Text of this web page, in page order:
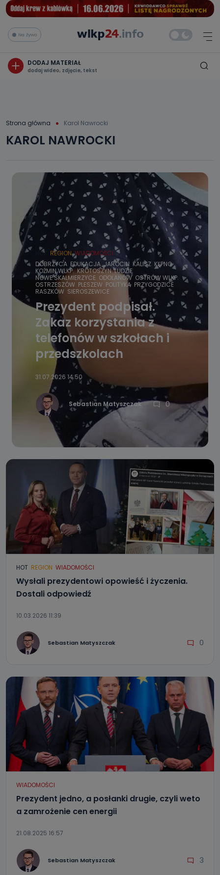
Na żywo
DODAJ MATERIAŁ
dodaj wideo, zdjęcie, tekst
Strona główna Karol Nawrocki
KAROL NAWROCKI
HOT REGION WIADOMOŚCI
DOBRZYCA EDUKACJA JAROCIN KALISZ KĘPNO
KOŹMIN WLKP. KROTOSZYN LUDZIE
NOWE SKALMIERZYCE ODOLANÓW OSTRÓW WLKP.
OSTRZESZÓW PLESZEW POLITYKA PRZYGODZICE
RASZKÓW SIEROSZEWICE
Prezydent podpisał.
Zakaz korzystania z
telefonów w szkołach i
przedszkolach
31.07.2026 14:50
Sebastian Matyszczak 0
HOT REGION WIADOMOŚCI
Wysłali prezydentowi opowieść i życzenia.
Dostali odpowiedź
10.03.2026 11:39
Sebastian Matyszczak 0
WIADOMOŚCI
Prezydent jedno, a posłanki drugie, czyli weto
a zamrożenie cen energii
21.08.2025 16:57
Sebastian Matyszczak 3